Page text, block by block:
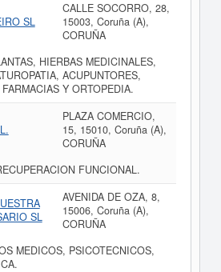
SL
CALLE SOCORRO, 28,
15003, Coruña (A),
CORUÑA
HIERBAS MEDICINALES,
ACUPUNTORES,
Y ORTOPEDIA.
PLAZA COMERCIO,
15, 15010, Coruña (A),
CORUÑA
FUNCIONAL.
SL
AVENIDA DE OZA, 8,
15006, Coruña (A),
CORUÑA
MEDICOS, PSICOTECNICOS,